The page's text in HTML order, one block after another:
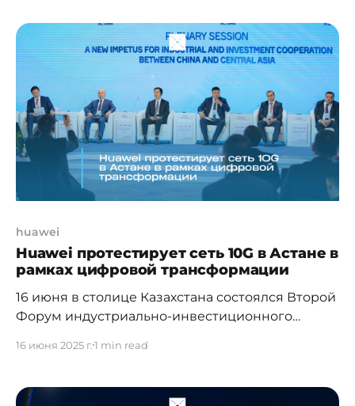
стал нейтральной площадкой для диалога,
направленного на укрепление экономического
сотрудничества между странами региона и
Китаем, привлечение инвестиций и развитие
прямых деловых связей между компаниями
Центральной Азии и
huawei
Huawei протестирует сеть 10G в Астане в
рамках цифровой трансформации
16 июня в столице Казахстана состоялся Второй
Форум индустриально-инвестиционного
рамках форума Huawei Technologies
подписали важный меморандум о
16 июня 2025 г.1 min read